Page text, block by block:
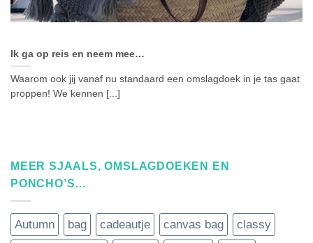
Ik ga op reis en neem mee…
Waarom ook jij vanaf nu standaard een omslagdoek in je tas gaat
proppen! We kennen [...]
MEER SJAALS, OMSLAGDOEKEN EN
PONCHO’S…
Autumn bag cadeautje canvas bag
classy